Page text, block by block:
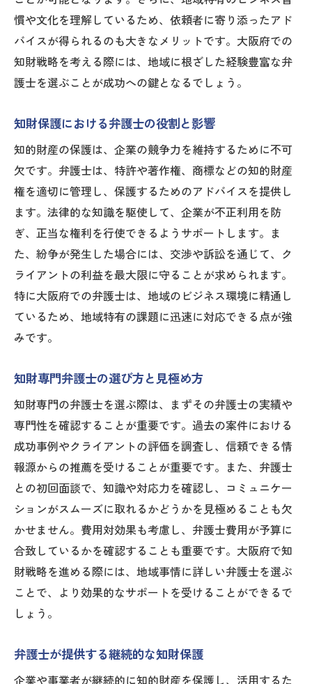
慣や文化を理解しているため、依頼者に寄り添ったアド
バイスが得られるのも大きなメリットです。大阪府での
知財戦略を考える際には、地域に根ざした経験豊富な弁
護士を選ぶことが成功への鍵となるでしょう。
知財保護における弁護士の役割と影響
知的財産の保護は、企業の競争力を維持するために不可
欠です。弁護士は、特許や著作権、商標などの知的財産
権を適切に管理し、保護するためのアドバイスを提供し
ます。法律的な知識を駆使して、企業が不正利用を防
ぎ、正当な権利を行使できるようサポートします。ま
た、紛争が発生した場合には、交渉や訴訟を通じて、ク
ライアントの利益を最大限に守ることが求められます。
特に大阪府での弁護士は、地域のビジネス環境に精通し
ているため、地域特有の課題に迅速に対応できる点が強
みです。
知財専門弁護士の選び方と見極め方
知財専門の弁護士を選ぶ際は、まずその弁護士の実績や
専門性を確認することが重要です。過去の案件における
成功事例やクライアントの評価を調査し、信頼できる情
報源からの推薦を受けることが重要です。また、弁護士
との初回面談で、知識や対応力を確認し、コミュニケー
ションがスムーズに取れるかどうかを見極めることも欠
かせません。費用対効果も考慮し、弁護士費用が予算に
合致しているかを確認することも重要です。大阪府で知
財戦略を進める際には、地域事情に詳しい弁護士を選ぶ
ことで、より効果的なサポートを受けることができるで
しょう。
弁護士が提供する継続的な知財保護
企業や事業者が継続的に知的財産を保護し、活用するた